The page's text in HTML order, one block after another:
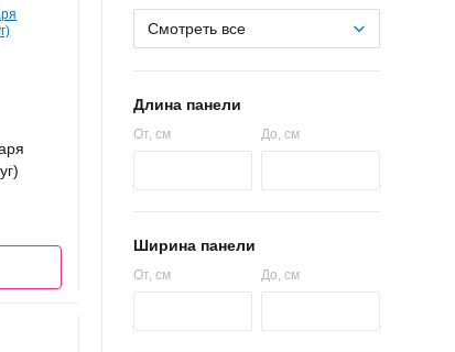
Смотреть все
Длина панели
От, см До, см
Ширина панели
От, см До, см